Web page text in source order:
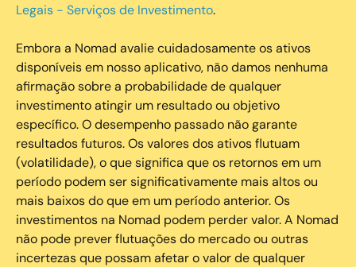
Legais - Serviços de Investimento.
Embora a Nomad avalie cuidadosamente os ativos
disponíveis em nosso aplicativo, não damos nenhuma
afirmação sobre a probabilidade de qualquer
investimento atingir um resultado ou objetivo
específico. O desempenho passado não garante
resultados futuros. Os valores dos ativos flutuam
(volatilidade), o que significa que os retornos em um
período podem ser significativamente mais altos ou
mais baixos do que em um período anterior. Os
investimentos na Nomad podem perder valor. A Nomad
não pode prever flutuações do mercado ou outras
incertezas que possam afetar o valor de qualquer